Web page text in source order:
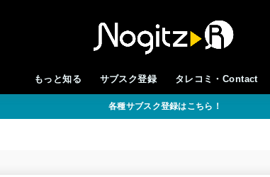
もっと知る サブスク登録 タレコミ・Contact
各種サブスク登録はこちら！